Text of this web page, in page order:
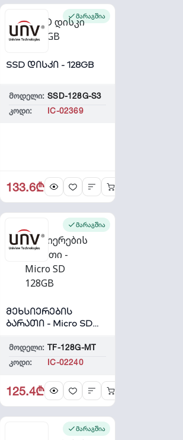
მარაგშია
SSD დისკი - 128GB
მოდელი: SSD-128G-S3
კოდი:
IC-02369
133.6₾
მარაგშია
მეხსიერების
ბარათი - Micro SD
მოდელი: TF-128G-MT
კოდი:
IC-02240
125.4₾
მარაგშია